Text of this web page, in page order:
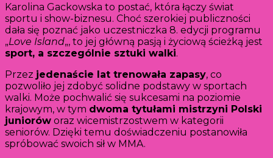
Karolina Gackowska to postać, która łączy świat
sportu i show-biznesu. Choć szerokiej publiczności
dała się poznać jako uczestniczka 8. edycji programu
„Love Island„, to jej główną pasją i życiową ścieżką jest
sport, a szczególnie sztuki walki.
Przez jedenaście lat trenowała zapasy, co
pozwoliło jej zdobyć solidne podstawy w sportach
walki. Może pochwalić się sukcesami na poziomie
krajowym, w tym dwoma tytułami mistrzyni Polski
juniorów oraz wicemistrzostwem w kategorii
seniorów. Dzięki temu doświadczeniu postanowiła
spróbować swoich sił w MMA.